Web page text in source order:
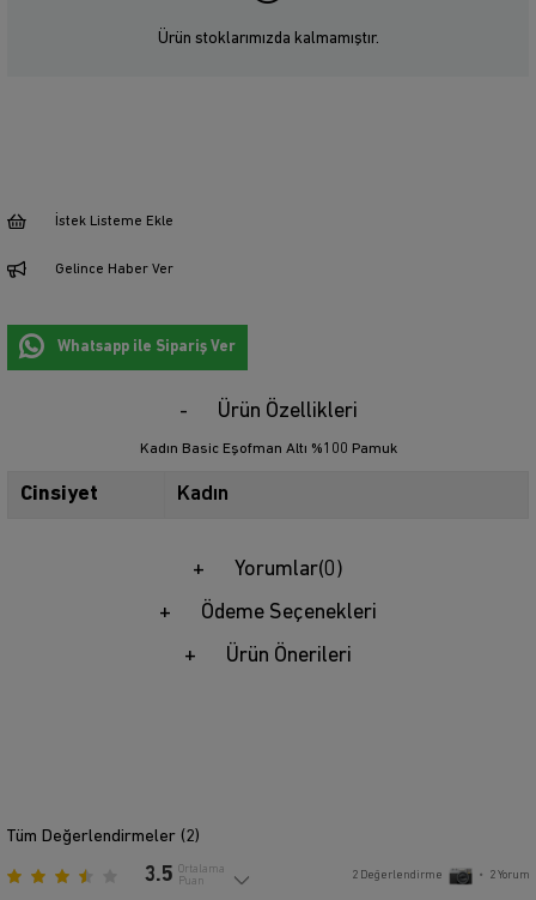
Ürün stoklarımızda kalmamıştır.
İstek Listeme Ekle
Gelince Haber Ver
Whatsapp ile Sipariş Ver
Ürün Özellikleri
Kadın Basic Eşofman Altı %100 Pamuk
Cinsiyet Kadın
Yorumlar(0)
Ödeme Seçenekleri
Ürün Önerileri
Tüm Değerlendirmeler (2)
3.5 Ortalama
Puan
2 Değerlendirme • 2 Yorum